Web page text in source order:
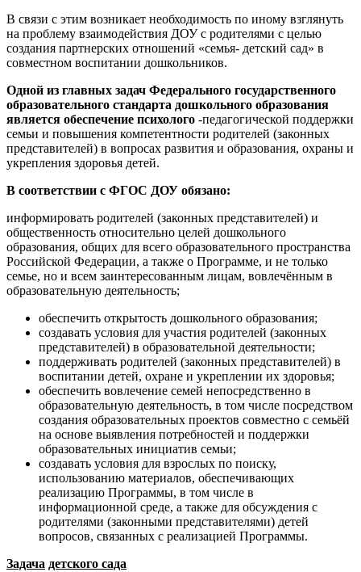
В связи с этим возникает необходимость по иному взглянуть
на проблему взаимодействия ДОУ с родителями с целью
создания партнерских отношений «семья- детский сад» в
совместном воспитании дошкольников.
Одной из главных задач Федерального государственного
образовательного стандарта дошкольного образования
является обеспечение психолого -педагогической поддержки
семьи и повышения компетентности родителей (законных
представителей) в вопросах развития и образования, охраны и
укрепления здоровья детей.
В соответствии с ФГОС ДОУ обязано:
информировать родителей (законных представителей) и
общественность относительно целей дошкольного
образования, общих для всего образовательного пространства
Российской Федерации, а также о Программе, и не только
семье, но и всем заинтересованным лицам, вовлечённым в
образовательную деятельность;
обеспечить открытость дошкольного образования;
создавать условия для участия родителей (законных
представителей) в образовательной деятельности;
поддерживать родителей (законных представителей) в
воспитании детей, охране и укреплении их здоровья;
обеспечить вовлечение семей непосредственно в
образовательную деятельность, в том числе посредством
создания образовательных проектов совместно с семьёй
на основе выявления потребностей и поддержки
образовательных инициатив семьи;
создавать условия для взрослых по поиску,
использованию материалов, обеспечивающих
реализацию Программы, в том числе в
информационной среде, а также для обсуждения с
родителями (законными представителями) детей
вопросов, связанных с реализацией Программы.
Задача детского сада